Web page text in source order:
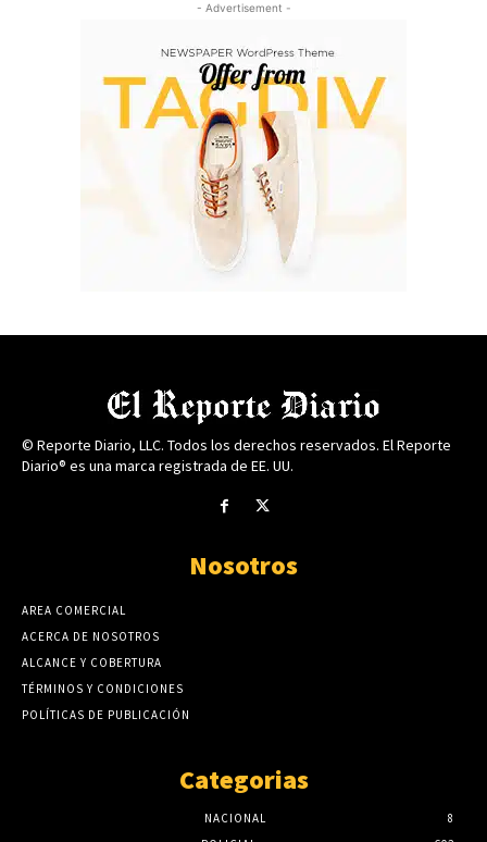
- Advertisement -
© Reporte Diario, LLC. Todos los derechos reservados. El Reporte
Diario® es una marca registrada de EE. UU.
Nosotros
AREA COMERCIAL
ACERCA DE NOSOTROS
ALCANCE Y COBERTURA
TÉRMINOS Y CONDICIONES
POLÍTICAS DE PUBLICACIÓN
Categorias
NACIONAL
8